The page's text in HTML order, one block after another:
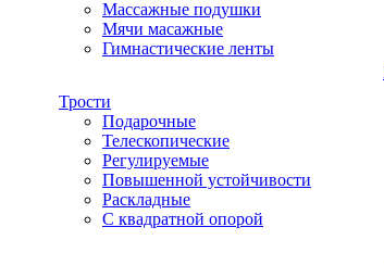
Массажные подушки
Мячи масажные
Гимнастические ленты
Трости
Подарочные
Телескопические
Регулируемые
Повышенной устойчивости
Раскладные
С квадратной опорой